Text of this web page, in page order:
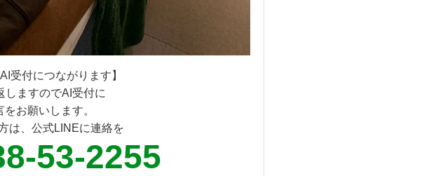
受付につながります】
しますのでAI受付に
をお願いします。
は、公式LINEに連絡を
53-2255